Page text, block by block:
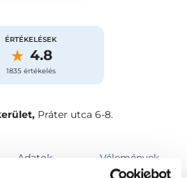
ÉRTÉKELÉSEK
4.8
1835 értékelés
Práter utca 6-8.
Adatok Vélemények